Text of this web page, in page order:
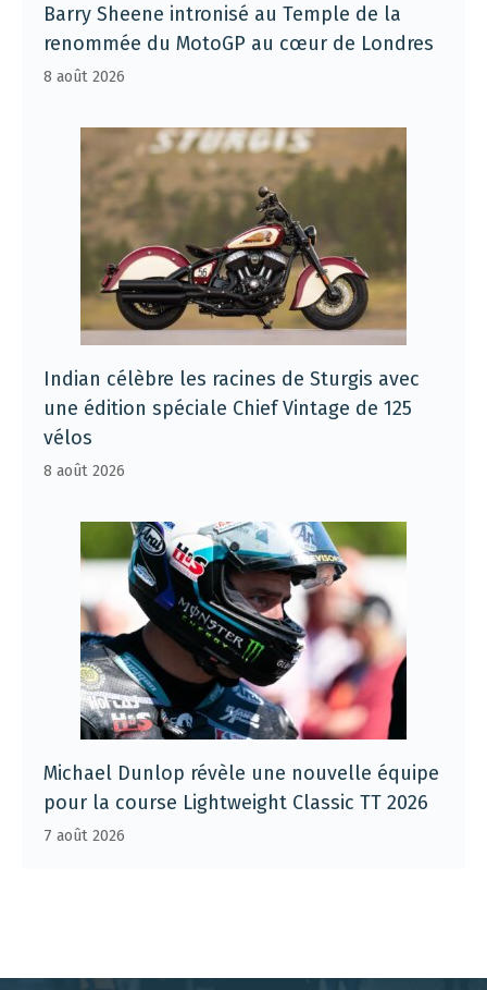
Barry Sheene intronisé au Temple de la
renommée du MotoGP au cœur de Londres
8 août 2026
Indian célèbre les racines de Sturgis avec
une édition spéciale Chief Vintage de 125
vélos
8 août 2026
Michael Dunlop révèle une nouvelle équipe
pour la course Lightweight Classic TT 2026
7 août 2026